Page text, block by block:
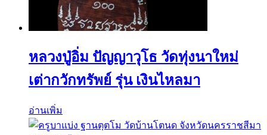
หลวงปู่อิ่ม ปัญญาวุโธ วัดทุ่งนาใหม่
เต่ากวักทรัพย์ รุ่น เงินไหลมา
อ่านเพิ่ม